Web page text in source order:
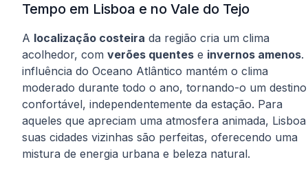
Tempo em Lisboa e no Vale do Tejo
A localização costeira da região cria um clima
acolhedor, com verões quentes e invernos amenos.
influência do Oceano Atlântico mantém o clima
moderado durante todo o ano, tornando-o um destino
confortável, independentemente da estação. Para
aqueles que apreciam uma atmosfera animada,
suas cidades vizinhas são perfeitas, oferecendo uma
mistura de energia urbana e beleza natural.